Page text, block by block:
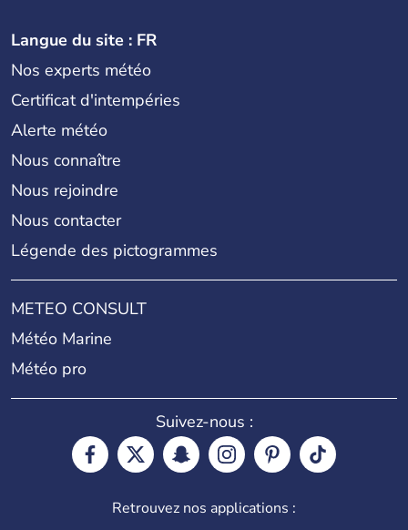
Langue du site : FR
Nos experts météo
Certificat d'intempéries
Alerte météo
Nous connaître
Nous rejoindre
Nous contacter
Légende des pictogrammes
METEO CONSULT
Météo Marine
Météo pro
Suivez-nous :
Retrouvez nos applications :